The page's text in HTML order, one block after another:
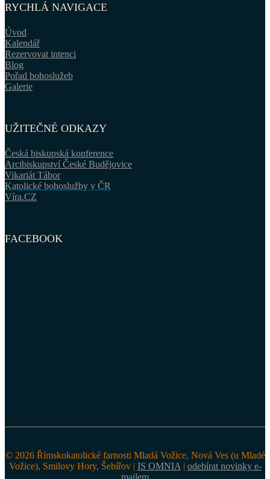
RYCHLÁ NAVIGACE
Úvod
Kalendář
Rezervovat intenci
Blog
Pořad bohoslužeb
Galerie
UŽITEČNÉ ODKAZY
Česká biskupská konference
Arcibiskupství České Budějovice
Vikariát Tábor
Katolické bohoslužby v ČR
Víra.CZ
FACEBOOK
© 2026 Římskokatolické farnosti Mladá Vožice, Nová Ves (u Mladé
Vožice), Smilovy Hory, Šebířov | IS OMNIA | odebírat novinky e-
mailem